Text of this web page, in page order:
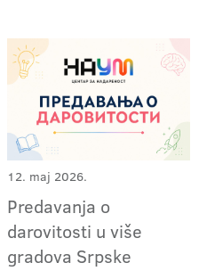
12. maj 2026.
Predavanja o
darovitosti u više
gradova Srpske